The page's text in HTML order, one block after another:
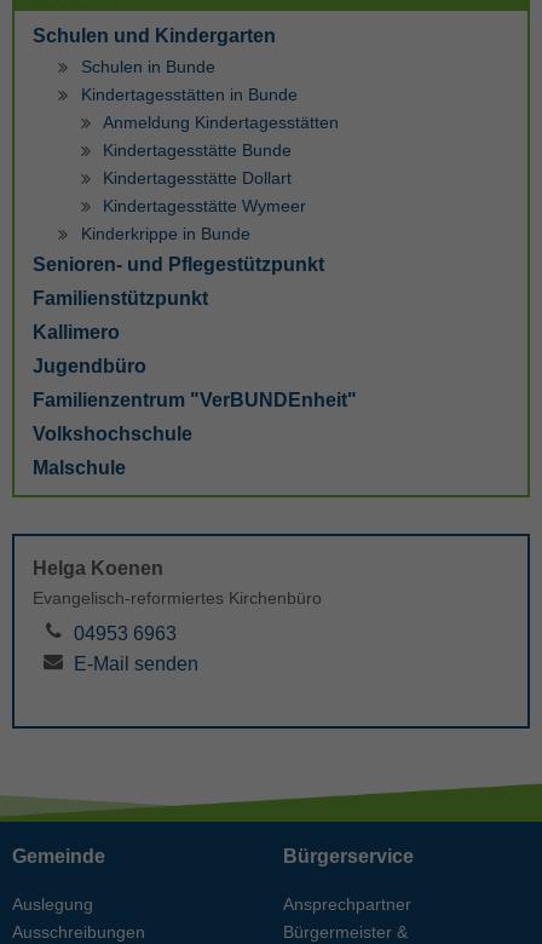
Schulen und Kindergarten
Schulen in Bunde
Kindertagesstätten in Bunde
Anmeldung Kindertagesstätten
Kindertagesstätte Bunde
Kindertagesstätte Dollart
Kindertagesstätte Wymeer
Kinderkrippe in Bunde
Senioren- und Pflegestützpunkt
Familienstützpunkt
Kallimero
Jugendbüro
Familienzentrum "VerBUNDEnheit"
Volkshochschule
Malschule
Helga Koenen
Evangelisch-reformiertes Kirchenbüro
04953 6963
E-Mail senden
Gemeinde
Auslegung
Ausschreibungen
Bürgerservice
Ansprechpartner
Bürgermeister &